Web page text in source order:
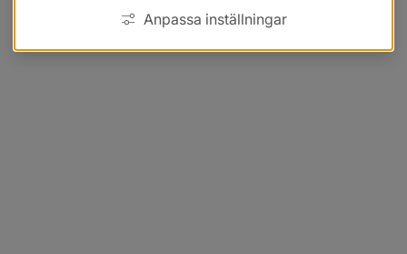
Anpassa inställningar